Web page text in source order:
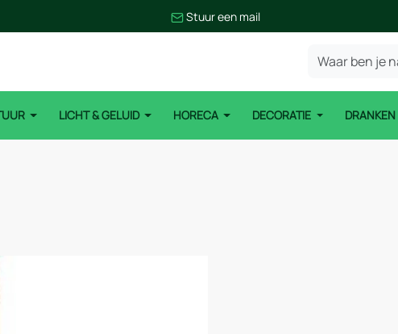
Stuur een mail
LICHT & GELUID HORECA DECORATIE DRANKEN